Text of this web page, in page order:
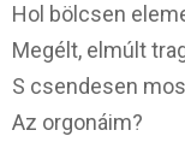
Hol bölcsen
Megélt, elmúlt
S csendesen
Az orgonáim?